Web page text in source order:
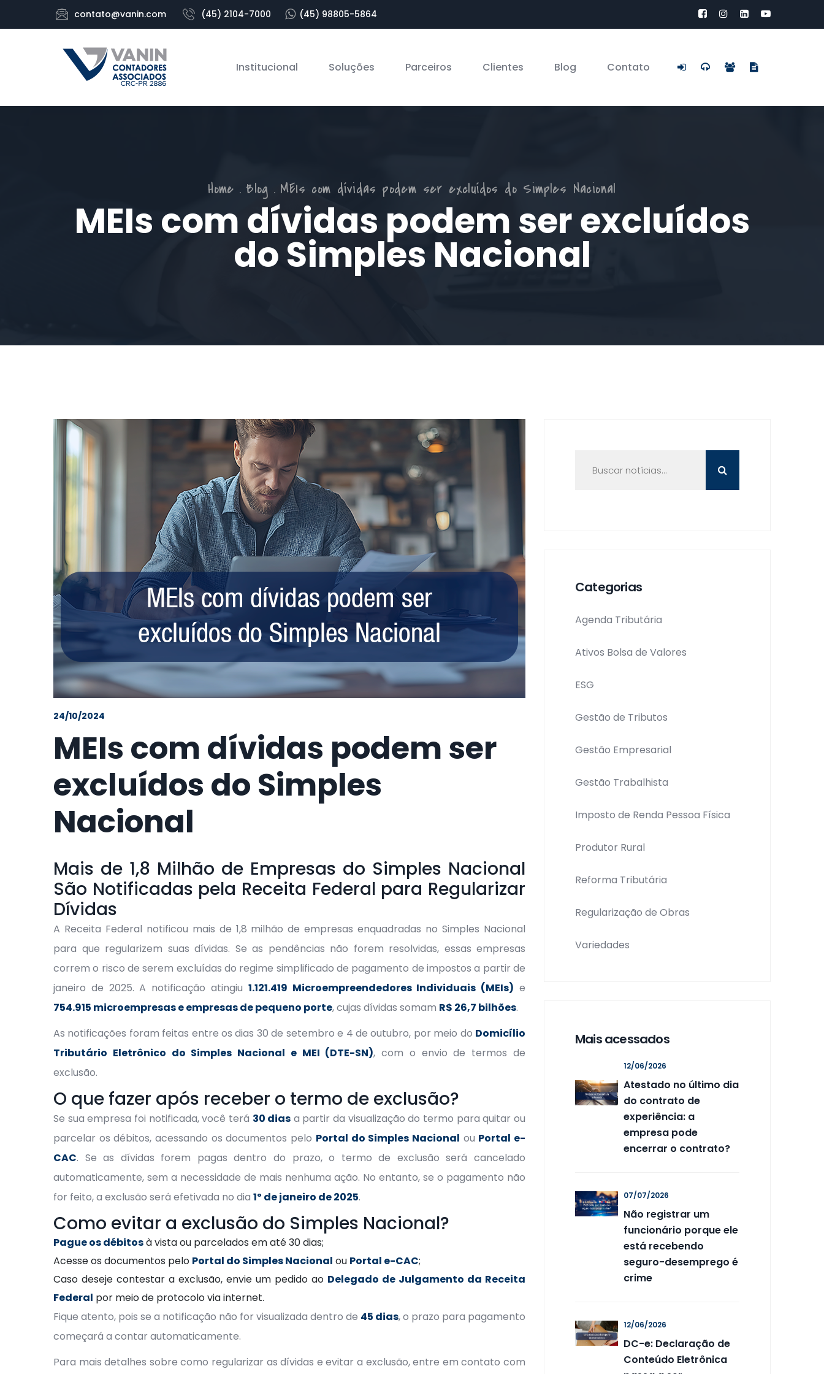
contato@vanin.com (45) 2104-7000 (45) 98805-5864
Institucional Soluções Parceiros Clientes Blog Contato
Home Blog MEIs com dívidas podem ser excluídos do Simples Nacional
MEIs com dívidas podem ser excluídos
do Simples Nacional
24/10/2024
MEIs com dívidas podem ser
excluídos do Simples
Nacional
Mais de 1,8 Milhão de Empresas do Simples Nacional
São Notificadas pela Receita Federal para Regularizar
Dívidas
A Receita Federal notificou mais de 1,8 milhão de empresas enquadradas no Simples Nacional
para que regularizem suas dívidas. Se as pendências não forem resolvidas, essas empresas
correm o risco de serem excluídas do regime simplificado de pagamento de impostos a partir de
janeiro de 2025. A notificação atingiu 1.121.419 Microempreendedores Individuais (MEIs) e
754.915 microempresas e empresas de pequeno porte, cujas dívidas somam R$ 26,7 bilhões.
As notificações foram feitas entre os dias 30 de setembro e 4 de outubro, por meio do Domicílio
Tributário Eletrônico do Simples Nacional e MEI (DTE-SN), com o envio de termos de
exclusão.
O que fazer após receber o termo de exclusão?
Se sua empresa foi notificada, você terá 30 dias a partir da visualização do termo para quitar ou
parcelar os débitos, acessando os documentos pelo Portal do Simples Nacional ou Portal e-
CAC. Se as dívidas forem pagas dentro do prazo, o termo de exclusão será cancelado
automaticamente, sem a necessidade de mais nenhuma ação. No entanto, se o pagamento não
for feito, a exclusão será efetivada no dia 1º de janeiro de 2025.
Como evitar a exclusão do Simples Nacional?
Pague os débitosà vista ou parcelados em até 30 dias;
Acesse os documentos pelo Portal do Simples Nacional ou Portal e-CAC;
Caso deseje contestar a exclusão, envie um pedido ao Delegado de Julgamento da Receita
Federal por meio de protocolo via internet.
Fique atento, pois se a notificação não for visualizada dentro de 45 dias, o prazo para pagamento
começará a contar automaticamente.
Para mais detalhes sobre como regularizar as dívidas e evitar a exclusão, entre em contato com
Categorias
Agenda Tributária
Ativos Bolsa de Valores
ESG
Gestão de Tributos
Gestão Empresarial
Gestão Trabalhista
Imposto de Renda Pessoa Física
Produtor Rural
Reforma Tributária
Regularização de Obras
Variedades
Mais acessados
12/06/2026
Atestado no último dia
do contrato de
experiência: a
empresa pode
encerrar o contrato?
07/07/2026
Não registrar um
funcionário porque ele
está recebendo
seguro-desemprego é
crime
12/06/2026
DC-e: Declaração de
Conteúdo Eletrônica